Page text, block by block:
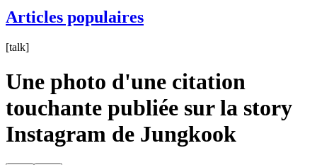
Articles populaires
[talk]
Une photo d'une citation
touchante publiée sur la story
Instagram de Jungkook